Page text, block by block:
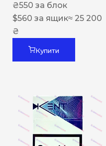
₴550 за блок
$560 за ящик≈ 25 200
₴
Купити